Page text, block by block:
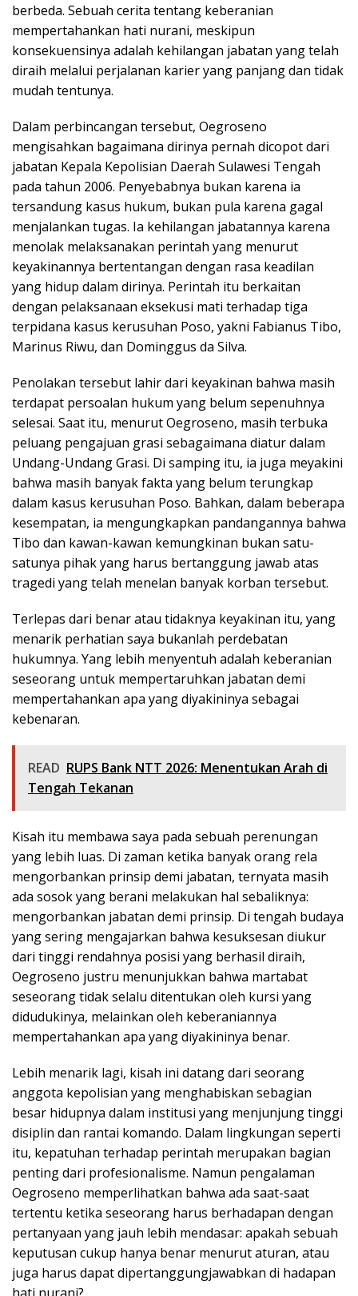
berbeda. Sebuah cerita tentang keberanian
mempertahankan hati nurani, meskipun
konsekuensinya adalah kehilangan jabatan yang telah
diraih melalui perjalanan karier yang panjang dan tidak
mudah tentunya.
Dalam perbincangan tersebut, Oegroseno
mengisahkan bagaimana dirinya pernah dicopot dari
jabatan Kepala Kepolisian Daerah Sulawesi Tengah
pada tahun 2006. Penyebabnya bukan karena ia
tersandung kasus hukum, bukan pula karena gagal
menjalankan tugas. Ia kehilangan jabatannya karena
menolak melaksanakan perintah yang menurut
keyakinannya bertentangan dengan rasa keadilan
yang hidup dalam dirinya. Perintah itu berkaitan
dengan pelaksanaan eksekusi mati terhadap tiga
terpidana kasus kerusuhan Poso, yakni Fabianus Tibo,
Marinus Riwu, dan Dominggus da Silva.
Penolakan tersebut lahir dari keyakinan bahwa masih
terdapat persoalan hukum yang belum sepenuhnya
selesai. Saat itu, menurut Oegroseno, masih terbuka
peluang pengajuan grasi sebagaimana diatur dalam
Undang-Undang Grasi. Di samping itu, ia juga meyakini
bahwa masih banyak fakta yang belum terungkap
dalam kasus kerusuhan Poso. Bahkan, dalam beberapa
kesempatan, ia mengungkapkan pandangannya bahwa
Tibo dan kawan-kawan kemungkinan bukan satu-
satunya pihak yang harus bertanggung jawab atas
tragedi yang telah menelan banyak korban tersebut.
Terlepas dari benar atau tidaknya keyakinan itu, yang
menarik perhatian saya bukanlah perdebatan
hukumnya. Yang lebih menyentuh adalah keberanian
seseorang untuk mempertaruhkan jabatan demi
mempertahankan apa yang diyakininya sebagai
kebenaran.
READ RUPS Bank NTT 2026: Menentukan Arah di
Tengah Tekanan
Kisah itu membawa saya pada sebuah perenungan
yang lebih luas. Di zaman ketika banyak orang rela
mengorbankan prinsip demi jabatan, ternyata masih
ada sosok yang berani melakukan hal sebaliknya:
mengorbankan jabatan demi prinsip. Di tengah budaya
yang sering mengajarkan bahwa kesuksesan diukur
dari tinggi rendahnya posisi yang berhasil diraih,
Oegroseno justru menunjukkan bahwa martabat
seseorang tidak selalu ditentukan oleh kursi yang
didudukinya, melainkan oleh keberaniannya
mempertahankan apa yang diyakininya benar.
Lebih menarik lagi, kisah ini datang dari seorang
anggota kepolisian yang menghabiskan sebagian
besar hidupnya dalam institusi yang menjunjung tinggi
disiplin dan rantai komando. Dalam lingkungan seperti
itu, kepatuhan terhadap perintah merupakan bagian
penting dari profesionalisme. Namun pengalaman
Oegroseno memperlihatkan bahwa ada saat-saat
tertentu ketika seseorang harus berhadapan dengan
pertanyaan yang jauh lebih mendasar: apakah sebuah
keputusan cukup hanya benar menurut aturan, atau
juga harus dapat dipertanggungjawabkan di hadapan